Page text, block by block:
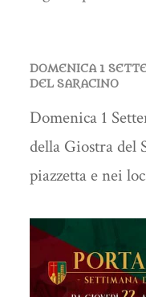
DOMENICA 1
DEL SARACINO
Domenica 1
della Giostra del
piazzetta e nei